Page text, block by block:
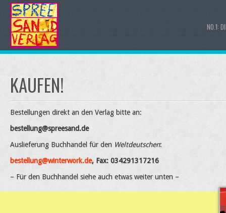
NO.1:
KAUFEN!
Bestellungen direkt an den Verlag bitte an:
bestellung@spreesand.de
Auslieferung Buchhandel für den Weltdeutschen:
bestellung@winterwork.de, Fax: 034291317216
– Für den Buchhandel siehe auch etwas weiter unten –